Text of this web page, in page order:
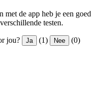
met de app heb je een goed
testen.
jou? Ja (1) Nee (0)